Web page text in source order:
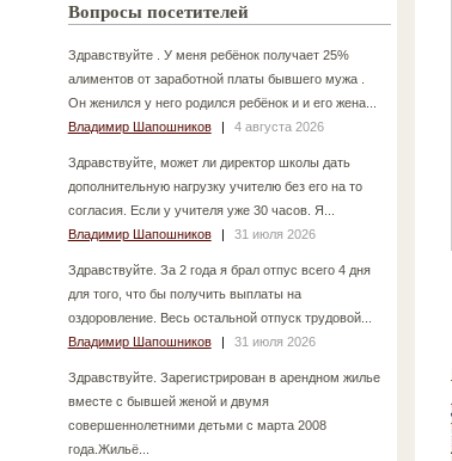
Вопросы посетителей
Здравствуйте . У меня ребёнок получает 25%
алиментов от заработной платы бывшего мужа .
Он женился у него родился ребёнок и и его жена...
Владимир Шапошников
| 4 августа 2026
Здравствуйте, может ли директор школы дать
дополнительную нагрузку учителю без его на то
согласия. Если у учителя уже 30 часов. Я...
Владимир Шапошников
| 31 июля 2026
Здравствуйте. За 2 года я брал отпус всего 4 дня
для того, что бы получить выплаты на
оздоровление. Весь остальной отпуск трудовой...
Владимир Шапошников
| 31 июля 2026
Здравствуйте. Зарегистрирован в арендном жилье
вместе с бывшей женой и двумя
совершеннолетними детьми с марта 2008
года.Жильё...